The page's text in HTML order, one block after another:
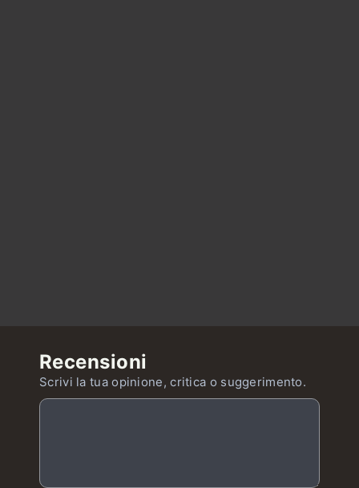
Recensioni
Scrivi la tua opinione, critica o suggerimento.